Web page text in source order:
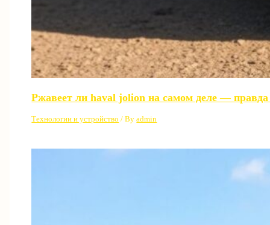
Ржавеет ли haval jolion на самом деле — правда
Технологии и устройство / Byadmin